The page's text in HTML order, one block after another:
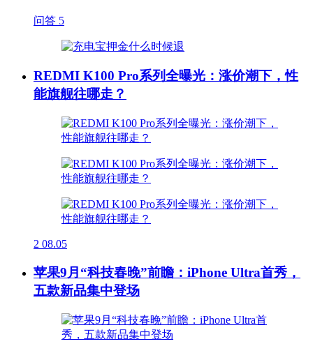
问答 5
REDMI K100 Pro系列全曝光：涨价潮下，性
能旗舰往哪走？
2 08.05
苹果9月“科技春晚”前瞻：iPhone Ultra首秀，
五款新品集中登场